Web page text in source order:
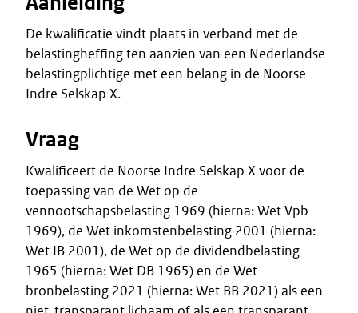
De kwalificatie vindt plaats in verband met de
belastingheffing ten aanzien van een Nederlandse
belastingplichtige met een belang in de Noorse
Indre Selskap X.
Vraag
Kwalificeert de Noorse Indre Selskap X voor de
toepassing van de Wet op de
vennootschapsbelasting 1969 (hierna: Wet Vpb
1969), de Wet inkomstenbelasting 2001 (hierna:
Wet IB 2001), de Wet op de dividendbelasting
1965 (hierna: Wet DB 1965) en de Wet
bronbelasting 2021 (hierna: Wet BB 2021) als een